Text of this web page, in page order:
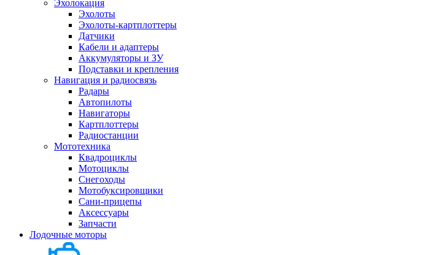
Эхолокация
Эхолоты
Эхолоты-картплоттеры
Датчики
Кабели и адаптеры
Аккумуляторы и ЗУ
Подставки и крепления
Навигация и радиосвязь
Радары
Автопилоты
Навигаторы
Картплоттеры
Радиостанции
Мототехника
Квадроциклы
Мотоциклы
Снегоходы
Мотобуксировщики
Сани-прицепы
Аксессуары
Запчасти
Лодочные моторы